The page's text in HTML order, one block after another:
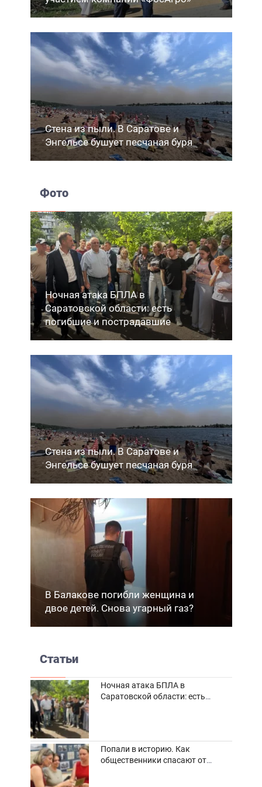
Стена из пыли. В Саратове и
Энгельсе бушует песчаная буря
Фото
Ночная атака БПЛА в
Саратовской области: есть
погибшие и пострадавшие
Стена из пыли. В Саратове и
Энгельсе бушует песчаная буря
В Балакове погибли женщина и
двое детей. Снова угарный газ?
Статьи
Ночная атака БПЛА в
Саратовской области: есть
Попали в историю. Как
общественники спасают от